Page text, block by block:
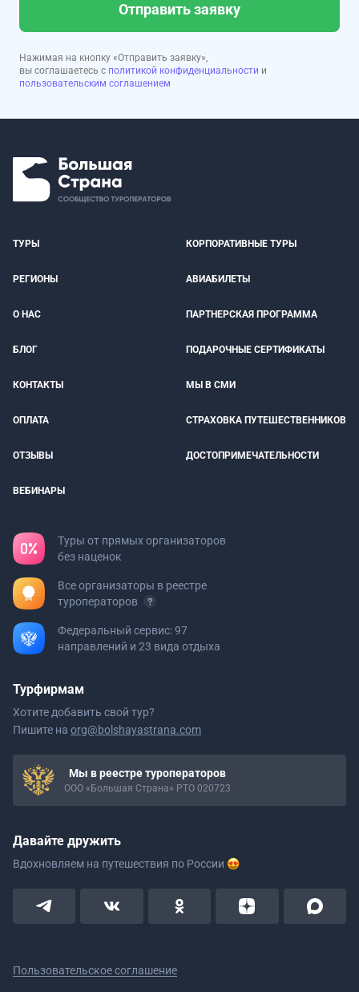
Отправить заявку
Нажимая на кнопку «Отправить заявку»,
вы соглашаетесь с политикой конфиденциальности и
пользовательским соглашением
ТУРЫ КОРПОРАТИВНЫЕ ТУРЫ
РЕГИОНЫ АВИАБИЛЕТЫ
О НАС ПАРТНЕРСКАЯ ПРОГРАММА
БЛОГ ПОДАРОЧНЫЕ СЕРТИФИКАТЫ
КОНТАКТЫ МЫ В СМИ
ОПЛАТА СТРАХОВКА ПУТЕШЕСТВЕННИКОВ
ОТЗЫВЫ ДОСТОПРИМЕЧАТЕЛЬНОСТИ
ВЕБИНАРЫ
Туры от прямых организаторов
без наценок
Все организаторы в реестре
туроператоров
Федеральный сервис: 97
направлений и 23 вида отдыха
Турфирмам
Хотите добавить свой тур?
Пишите на org@bolshayastrana.com
Мы в реестре туроператоров
ООО «Большая Страна» РТО 020723
Давайте дружить
Вдохновляем на путешествия по России
Пользовательское соглашение